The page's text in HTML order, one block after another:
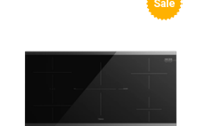
Sale